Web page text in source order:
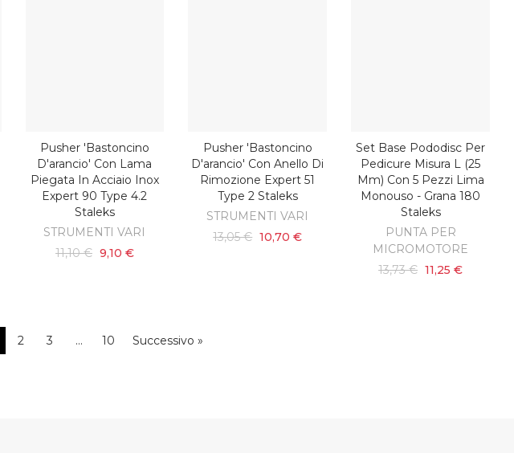
AGGIUNGI AL CARRELLO
Pusher 'bastoncino
D'arancio' Con Lama
Piegata In Acciaio Inox
Expert 90 Type 4.2
Staleks
STRUMENTI VARI
11,10 € 9,10 €
AGGIUNGI AL CARRELLO
Pusher 'bastoncino
D'arancio' Con Anello Di
Rimozione Expert 51
Type 2 Staleks
STRUMENTI VARI
13,05 € 10,70 €
AGGIUNGI AL CARRELLO
Set Base Pododisc Per
Pedicure Misura L (25
Mm) Con 5 Pezzi Lima
Monouso - Grana 180
Staleks
PUNTA PER
MICROMOTORE
13,73 € 11,25 €
2 3 … 10 Successivo »